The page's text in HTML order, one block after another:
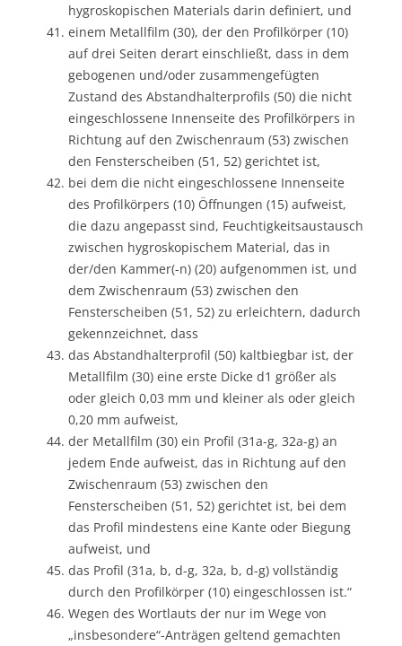
hygroskopischen Materials darin definiert, und
einem Metallfilm (30), der den Profilkörper (10)
auf drei Seiten derart einschließt, dass in dem
gebogenen und/oder zusammengefügten
Zustand des Abstandhalterprofils (50) die nicht
eingeschlossene Innenseite des Profilkörpers in
Richtung auf den Zwischenraum (53) zwischen
den Fensterscheiben (51, 52) gerichtet ist,
bei dem die nicht eingeschlossene Innenseite
des Profilkörpers (10) Öffnungen (15) aufweist,
die dazu angepasst sind, Feuchtigkeitsaustausch
zwischen hygroskopischem Material, das in
der/den Kammer(-n) (20) aufgenommen ist, und
dem Zwischenraum (53) zwischen den
Fensterscheiben (51, 52) zu erleichtern, dadurch
gekennzeichnet, dass
das Abstandhalterprofil (50) kaltbiegbar ist, der
Metallfilm (30) eine erste Dicke d1 größer als
oder gleich 0,03 mm und kleiner als oder gleich
0,20 mm aufweist,
der Metallfilm (30) ein Profil (31a-g, 32a-g) an
jedem Ende aufweist, das in Richtung auf den
Zwischenraum (53) zwischen den
Fensterscheiben (51, 52) gerichtet ist, bei dem
das Profil mindestens eine Kante oder Biegung
aufweist, und
das Profil (31a, b, d-g, 32a, b, d-g) vollständig
durch den Profilkörper (10) eingeschlossen ist.“
Wegen des Wortlauts der nur im Wege von
„insbesondere“-Anträgen geltend gemachten